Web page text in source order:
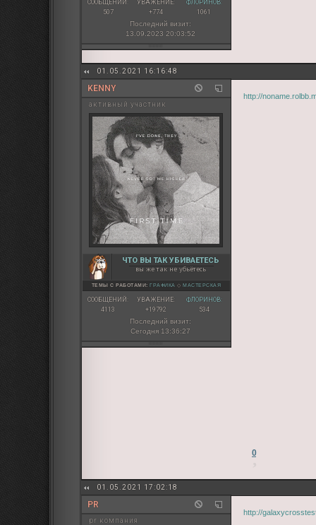
СООБЩЕНИЙ:
507
УВАЖЕНИЕ:
+774
ФЛОРИНОВ:
1061
Последний визит:
13.09.2023 20:03:52
01.05.2021 16:16:48
KENNY
активный участник
ЧТО ВЫ ТАК УБИВАЕТЕСЬ
вы же так не убьётесь
ТЕМЫ С РАБОТАМИ:ГРАФИКА ◇МАСТЕРСКАЯ
СООБЩЕНИЙ:
4113
УВАЖЕНИЕ:
+19792
ФЛОРИНОВ:
534
Последний визит:
Сегодня 13:36:27
http://
0
01.05.2021 17:02:18
PR
pr компания
http://